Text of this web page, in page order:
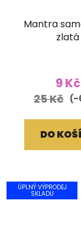
Mantra
zlatá
9 Kč
25 Kč
DO
ÚPLNÝ VÝPRODEJ
SKLADU